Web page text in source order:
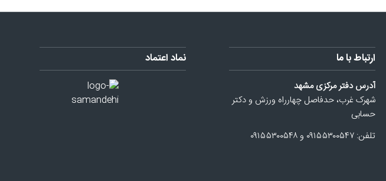
ارتباط با ما
آدرس دفتر مرکزی مشهد
شهرک غرب، حدفاصل چهارراه ورزش و دکتر
حسابی
تلفن: ۰۹۱۵۵۳۰۰۵۴۷ و ۰۹۱۵۵۳۰۰۵۴۸
نماد اعتماد